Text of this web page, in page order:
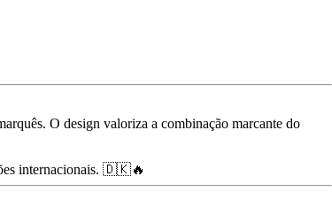
O design valoriza a combinação marcante do
internacionais. 🇩🇰🔥